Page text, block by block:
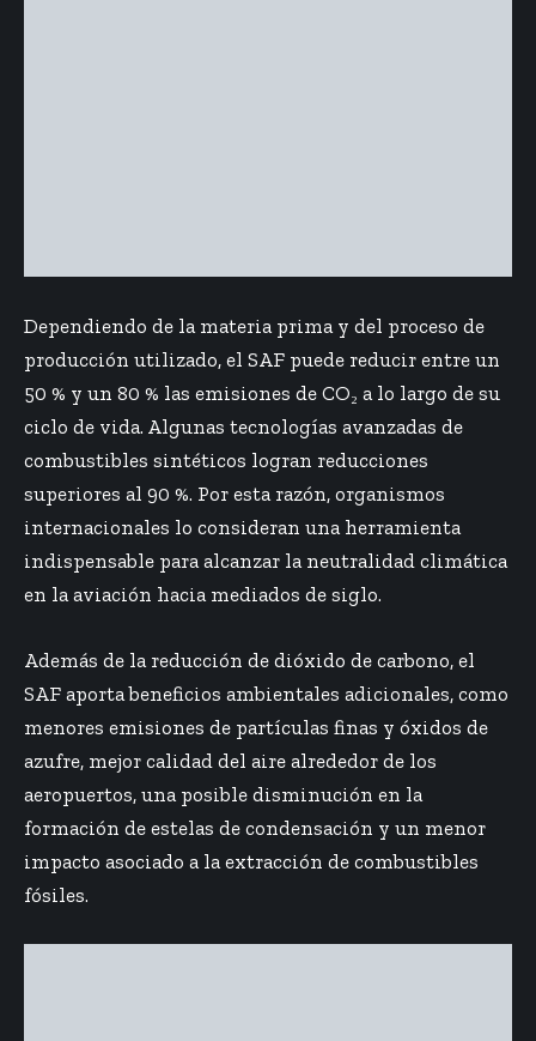
Dependiendo de la materia prima y del proceso de
producción utilizado, el SAF puede reducir entre un
50 % y un 80 % las emisiones de CO₂ a lo largo de su
ciclo de vida. Algunas tecnologías avanzadas de
combustibles sintéticos logran reducciones
superiores al 90 %. Por esta razón, organismos
internacionales lo consideran una herramienta
indispensable para alcanzar la neutralidad climática
en la aviación hacia mediados de siglo.
Además de la reducción de dióxido de carbono, el
SAF aporta beneficios ambientales adicionales, como
menores emisiones de partículas finas y óxidos de
azufre, mejor calidad del aire alrededor de los
aeropuertos, una posible disminución en la
formación de estelas de condensación y un menor
impacto asociado a la extracción de combustibles
fósiles.